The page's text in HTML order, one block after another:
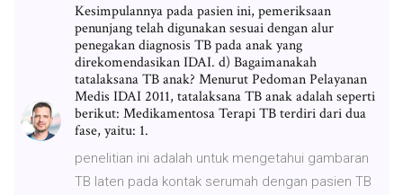
Kesimpulannya pada pasien ini, pemeriksaan
penunjang telah digunakan sesuai dengan alur
penegakan diagnosis TB pada anak yang
direkomendasikan IDAI. d) Bagaimanakah
tatalaksana TB anak? Menurut Pedoman Pelayanan
Medis IDAI 2011, tatalaksana TB anak adalah seperti
berikut: Medikamentosa Terapi TB terdiri dari dua
fase, yaitu: 1.
penelitian ini adalah untuk mengetahui gambaran
TB laten pada kontak serumah dengan pasien TB